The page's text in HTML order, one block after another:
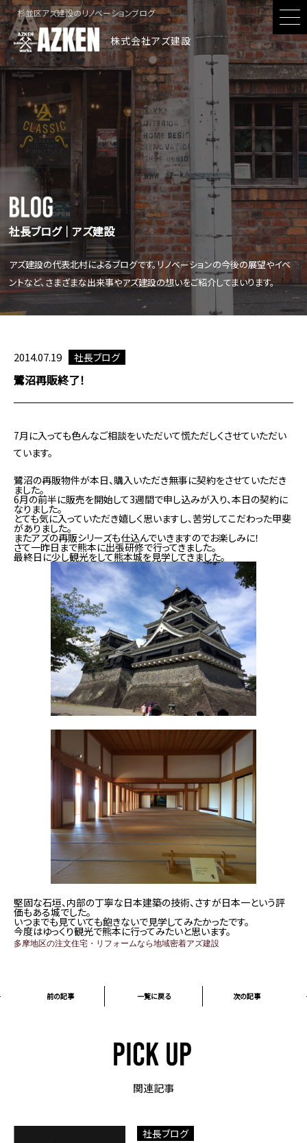
株式会社アズ建設
杉並区アズ建設のリノベーションブログ
社長ブログ│アズ建設
アズ建設の代表北村によるブログです。リノベーションの今後の展望やイベ
ントなど、さまざまな出来事やアズ建設の想いをご紹介してまいります。
2014.07.19 社長ブログ
鷺沼再販終了！
7月に入っても色んなご相談をいただいて慌ただしくさせていただい
ています。
鷺沼の再販物件が本日、購入いただき無事に契約をさせていただき
ました。
6月の前半に販売を開始して3週間で申し込みが入り、本日の契約に
なりました。
とても気に入っていただき嬉しく思いますし、苦労してこだわった甲斐
がありました。
またアズの再販シリーズも仕込んでいきますのでお楽しみに！
さて一昨日まで熊本に出張研修で行ってきました。
最終日に少し観光をして熊本城を見学してきました。
堅固な石垣、内部の丁寧な日本建築の技術、さすが日本一という評
価もある城でした。
いつまでも見ていても飽きないで見学してみたかったです。
今度はゆっくり観光で熊本に行ってみたいと思います。
多摩地区の注文住宅・リフォームなら地域密着アズ建設
前の記事 一覧に戻る 次の記事
関連記事
社長ブログ